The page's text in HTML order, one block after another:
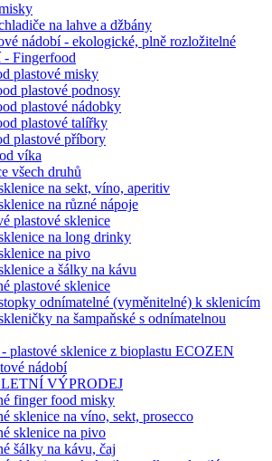
na lahve a džbány
nádobí - ekologické, plně rozložitelné
- Fingerfood
plastové misky
plastové podnosy
plastové nádobky
plastové talířky
plastové příbory
víka
všech druhů
na sekt, víno, aperitiv
na různé nápoje
plastové sklenice
na long drinky
na pivo
a šálky na kávu
plastové sklenice
odnímatelné (vyměnitelné) k sklenicím
na šampaňské s odnímatelnou
plastové sklenice z bioplastu ECOZEN
nádobí
VÝPRODEJ
finger food misky
sklenice na víno, sekt, prosecco
sklenice na pivo
šálky na kávu, čaj